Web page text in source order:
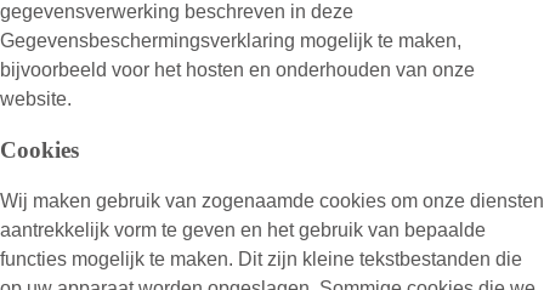
gegevensverwerking beschreven in deze
Gegevensbeschermingsverklaring mogelijk te maken,
bijvoorbeeld voor het hosten en onderhouden van onze
website.
Cookies
Wij maken gebruik van zogenaamde cookies om onze diensten
aantrekkelijk vorm te geven en het gebruik van bepaalde
functies mogelijk te maken. Dit zijn kleine tekstbestanden die